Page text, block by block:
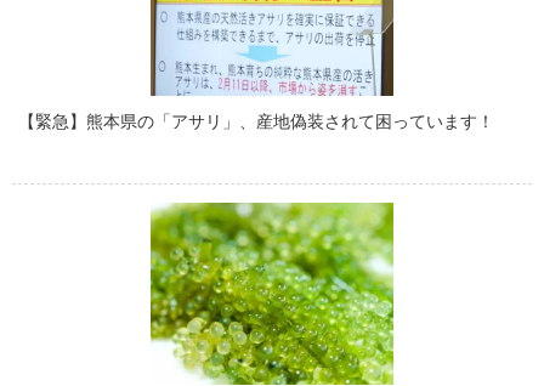
【緊急】熊本県の「アサリ」、産地偽装されて困っています！